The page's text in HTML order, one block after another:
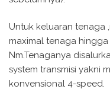
Untuk keluaran tenaga
maximal tenaga hingga
Nm.Tenaganya
system transmisi yakni
konvensional 4-speed.